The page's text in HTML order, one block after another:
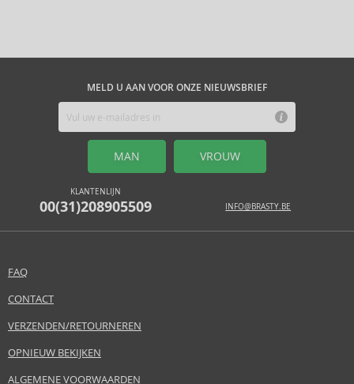
MELD U AAN VOOR ONZE NIEUWSBRIEF
MAN VROUW
KLANTENLIJN
00(31)208905509 INFO@BRASTY.BE
FAQ
CONTACT
VERZENDEN/RETOURNEREN
OPNIEUW BEKIJKEN
ALGEMENE VOORWAARDEN